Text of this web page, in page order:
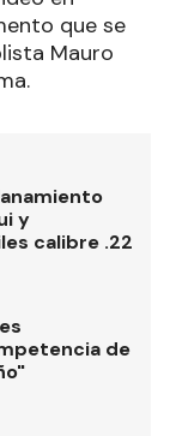
que se
Mauro
y
calibre .22
de